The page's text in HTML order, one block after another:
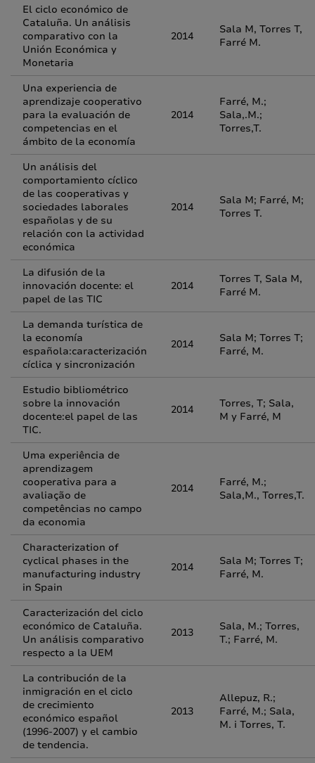
El ciclo económico de
Cataluña. Un análisis
comparativo con la
Unión Económica y
Monetaria
2014
Sala M, Torres T,
Farré M.
Una experiencia de
aprendizaje cooperativo
para la evaluación de
competencias en el
ámbito de la economía
2014
Farré, M.;
Sala,.M.;
Torres,T.
Un análisis del
comportamiento cíclico
de las cooperativas y
sociedades laborales
españolas y de su
relación con la actividad
económica
2014
Sala M; Farré, M;
Torres T.
La difusión de la
innovación docente: el
papel de las TIC
2014
Torres T, Sala M,
Farré M.
La demanda turística de
la economía
española:caracterización
cíclica y sincronización
2014
Sala M; Torres T;
Farré, M.
Estudio bibliométrico
sobre la innovación
docente:el papel de las
TIC.
2014
Torres, T; Sala,
M y Farré, M
Uma experiência de
aprendizagem
cooperativa para a
avaliação de
competências no campo
da economia
2014
Farré, M.;
Sala,M., Torres,T.
Characterization of
cyclical phases in the
manufacturing industry
in Spain
2014
Sala M; Torres T;
Farré, M.
Caracterización del ciclo
económico de Cataluña.
Un análisis comparativo
respecto a la UEM
2013
Sala, M.; Torres,
T.; Farré, M.
La contribución de la
inmigración en el ciclo
de crecimiento
económico español
(1996-2007) y el cambio
de tendencia.
2013
Allepuz, R.;
Farré, M.; Sala,
M. i Torres, T.